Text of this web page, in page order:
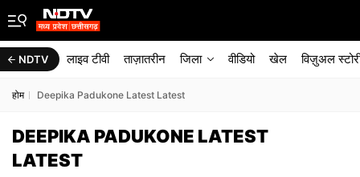
NDTV लाइव टीवी ताज़ातरीन जिला वीडियो खेल विज़ुअल
होम Deepika Padukone Latest Latest
DEEPIKA PADUKONE LATEST
LATEST